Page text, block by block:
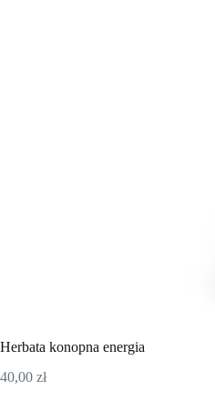
Herbata konopna energia
40,00 zł